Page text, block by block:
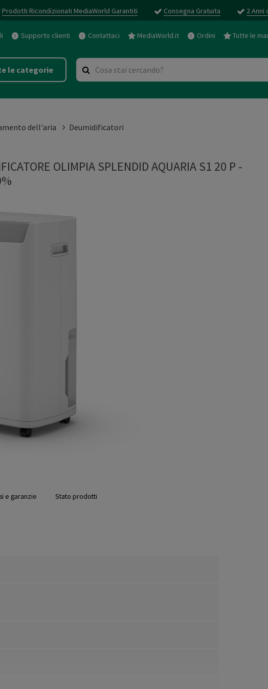
Prodotti Ricondizionati MediaWorld Garantiti Consegna Gratuita 2 Anni
Supporto clienti Contattaci MediaWorld.it Ordini Tutte le
le categorie
dell'aria
Deumidificatori
OLIMPIA SPLENDID AQUARIA S1 20 P -
e garanzie Stato prodotti